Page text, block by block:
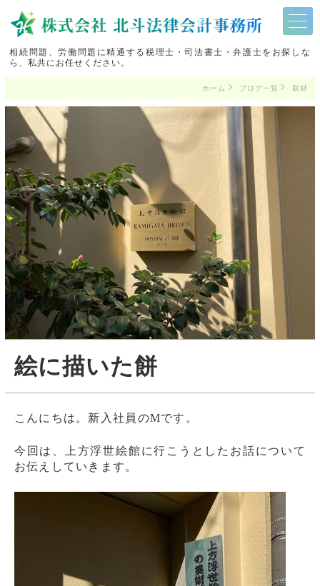
相続問題、労働問題に精通する税理士・司法書士・弁護士をお探しな
ら、私共にお任せください。
ホーム ブログ一覧 取材
絵に描いた餅
こんにちは。新入社員のMです。
今回は、上方浮世絵館に行こうとしたお話について
お伝えしていきます。